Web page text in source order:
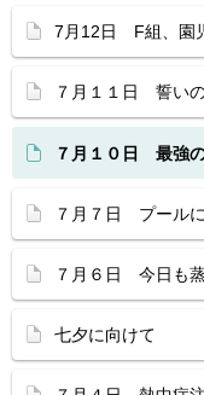
7月12日 F組、園
７月１１日 誓い
７月１０日 最強
７月７日 プール
７月６日 今日も
七夕に向けて